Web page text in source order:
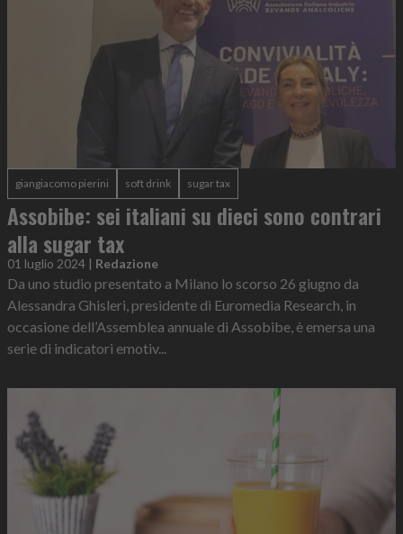
giangiacomo pierini soft drink sugar tax
Assobibe: sei italiani su dieci sono contrari
alla sugar tax
01 luglio 2024 | Redazione
Da uno studio presentato a Milano lo scorso 26 giugno da
Alessandra Ghisleri, presidente di Euromedia Research, in
occasione dell’Assemblea annuale di Assobibe, è emersa una
serie di indicatori emotiv...